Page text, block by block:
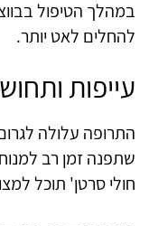
במהלך הטיפול
להחלים לאט יותר.
עייפות
התרופה עלולה
שתפנה זמן רב
חולי סרטן' תוכל